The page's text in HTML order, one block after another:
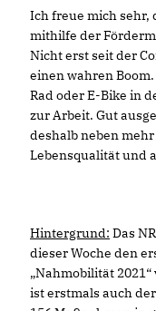
Ich freue mich sehr,
mithilfe der
Nicht erst seit der
einen wahren
Rad oder E-Bike in
zur Arbeit. Gut
deshalb neben
Lebensqualität und
Hintergrund: Das
dieser Woche den
Nahmobilität 2021“
ist erstmals auch